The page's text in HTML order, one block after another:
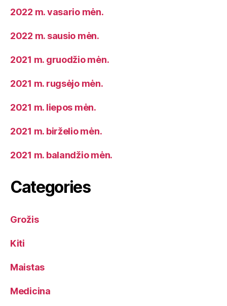
2022 m. vasario mėn.
2022 m. sausio mėn.
2021 m. gruodžio mėn.
2021 m. rugsėjo mėn.
2021 m. liepos mėn.
2021 m. birželio mėn.
2021 m. balandžio mėn.
Categories
Grožis
Kiti
Maistas
Medicina